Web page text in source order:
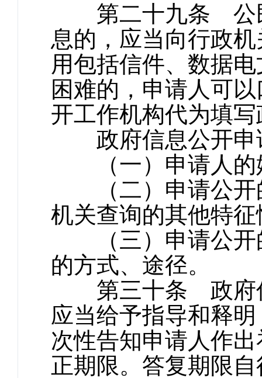
第二十九条 公民
息的，应当向行政
用包括信件、数据
困难的，申请人可
开工作机构代为填
政府信息公开申
（一）申请人的
（二）申请公开
机关查询的其他特
（三）申请公开
的方式、途径。
第三十条 政府信
应当给予指导和释
次性告知申请人作
正期限。答复期限